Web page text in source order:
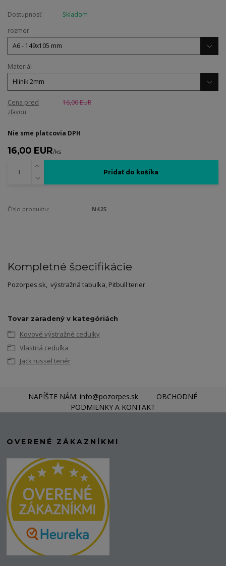
Dostupnosť
Skladom
rozmer
Materiál
Cena pred
zľavou
16,00 EUR
Nie sme platcovia DPH
16,00 EUR/ks
Pridať do košíka
Číslo produktu: N425
Kompletné špecifikácie
Pozorpes.sk, výstražná tabuľka, Pitbull terier
Tovar zaradený v kategóriách
Kovové výstražné ceduľky
Vlastná ceduľka
Jack russel teriér
NAPÍŠTE NÁM: info@pozorpes.sk
OBCHODNÉ
PODMIENKY A KONTAKT
OVERENÉ ZÁKAZNÍKMI